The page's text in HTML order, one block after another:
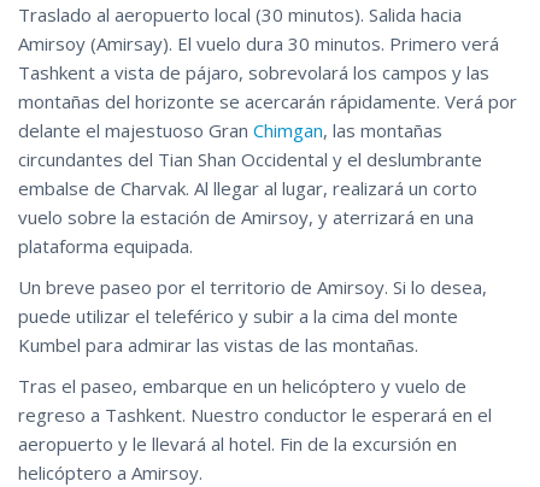
la moderna estación de esquí de Amirsoy. A la vuelta, el vuelo
de regreso ofrece la oportunidad de contemplar la belleza de
Tashkent desde las alturas.
Traslado al aeropuerto local (30 minutos). Salida hacia
Amirsoy (Amirsay). El vuelo dura 30 minutos. Primero verá
Tashkent a vista de pájaro, sobrevolará los campos y las
montañas del horizonte se acercarán rápidamente. Verá por
delante el majestuoso Gran Chimgan, las montañas
circundantes del Tian Shan Occidental y el deslumbrante
embalse de Charvak. Al llegar al lugar, realizará un corto
vuelo sobre la estación de Amirsoy, y aterrizará en una
plataforma equipada.
Un breve paseo por el territorio de Amirsoy. Si lo desea,
puede utilizar el teleférico y subir a la cima del monte
Kumbel para admirar las vistas de las montañas.
Tras el paseo, embarque en un helicóptero y vuelo de
regreso a Tashkent. Nuestro conductor le esperará en el
aeropuerto y le llevará al hotel. Fin de la excursión en
helicóptero a Amirsoy.